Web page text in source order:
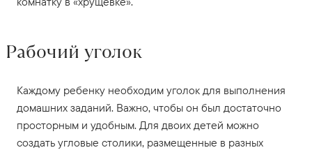
Рабочий уголок
Каждому ребенку необходим уголок для выполнения
домашних заданий. Важно, чтобы он был достаточно
просторным и удобным. Для двоих детей можно
создать угловые столики, размещенные в разных